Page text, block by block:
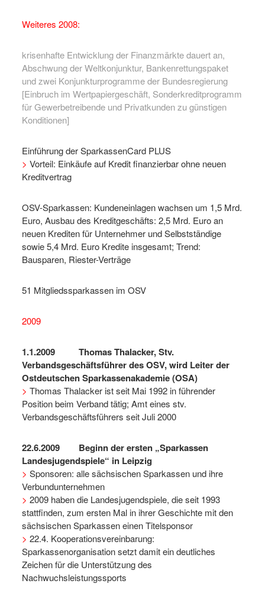
Weiteres 2008:
krisenhafte Entwicklung der Finanzmärkte dauert an,
Abschwung der Weltkonjunktur, Bankenrettungspaket
und zwei Konjunkturprogramme der Bundesregierung
[Einbruch im Wertpapiergeschäft, Sonderkreditprogramm
für Gewerbetreibende und Privatkunden zu günstigen
Konditionen]
Einführung der SparkassenCard PLUS
> Vorteil: Einkäufe auf Kredit finanzierbar ohne neuen
Kreditvertrag
OSV-Sparkassen: Kundeneinlagen wachsen um 1,5 Mrd.
Euro, Ausbau des Kreditgeschäfts: 2,5 Mrd. Euro an
neuen Krediten für Unternehmer und Selbstständige
sowie 5,4 Mrd. Euro Kredite insgesamt; Trend:
Bausparen, Riester-Verträge
51 Mitgliedssparkassen im OSV
2009
1.1.2009
Thomas Thalacker, Stv.
Verbandsgeschäftsführer des OSV, wird Leiter der
Ostdeutschen Sparkassenakademie (OSA)
> Thomas Thalacker ist seit Mai 1992 in führender
Position beim Verband tätig; Amt eines stv.
Verbandsgeschäftsführers seit Juli 2000
22.6.2009 Beginn der ersten „Sparkassen
Landesjugendspiele“ in Leipzig
> Sponsoren: alle sächsischen Sparkassen und ihre
Verbundunternehmen
> 2009 haben die Landesjugendspiele, die seit 1993
stattfinden, zum ersten Mal in ihrer Geschichte mit den
sächsischen Sparkassen einen Titelsponsor
> 22.4. Kooperationsvereinbarung:
Sparkassenorganisation setzt damit ein deutliches
Zeichen für die Unterstützung des
Nachwuchsleistungssports